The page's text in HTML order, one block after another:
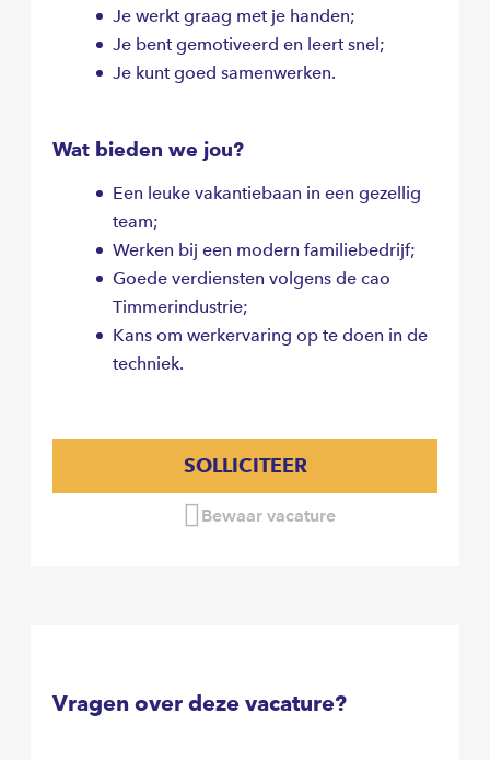
Je werkt graag met je handen;
Je bent gemotiveerd en leert snel;
Je kunt goed samenwerken.
Wat bieden we jou?
Een leuke vakantiebaan in een gezellig
team;
Werken bij een modern familiebedrijf;
Goede verdiensten volgens de cao
Timmerindustrie;
Kans om werkervaring op te doen in de
techniek.
SOLLICITEER
Bewaar vacature
Vragen over deze vacature?